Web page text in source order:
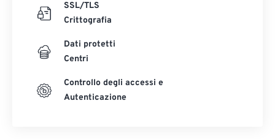
SSL/TLS
Crittografia
Dati protetti
Centri
Controllo degli accessi e
Autenticazione